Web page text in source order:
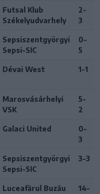
Futsal Klub
Székelyudvarhely
2-
3
Sepsiszentgyörgyi
Sepsi-SIC
0-
5
Dévai West 1-1
Marosvásárhelyi
VSK
5-
2
Galaci United
0-
3
Sepsiszentgyörgyi
Sepsi-SIC
3-3
Luceafărul Buzău
14-